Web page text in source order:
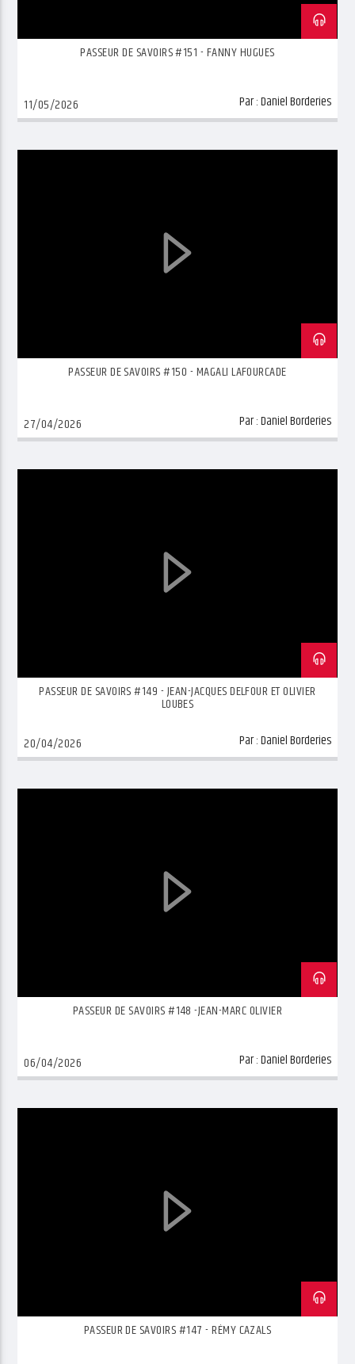
PASSEUR DE SAVOIRS #151 - FANNY HUGUES
11/05/2026 Par :Daniel Borderies
PASSEUR DE SAVOIRS #150 - MAGALI LAFOURCADE
27/04/2026 Par :Daniel Borderies
PASSEUR DE SAVOIRS #149 - JEAN-JACQUES DELFOUR ET OLIVIER
LOUBES
20/04/2026
Par :Daniel Borderies
PASSEUR DE SAVOIRS #148 -JEAN-MARC OLIVIER
06/04/2026 Par :Daniel Borderies
PASSEUR DE SAVOIRS #147 - RÉMY CAZALS